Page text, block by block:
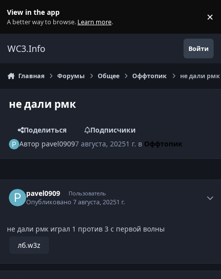
View in the app
A better way to browse. Learn more. ×
WC3.Info Войти
Главная Форумы Общее Оффтопик не дали рмк
не дали рмк
Поделиться
Подписчики
Автор pavel09097 августа, 20251 г. в Оффтопик
pavel0909 Пользователь
Опубликовано7 августа, 20251 г.
не дали рмк играл 1 против 3 с первой волны
лб.w3z